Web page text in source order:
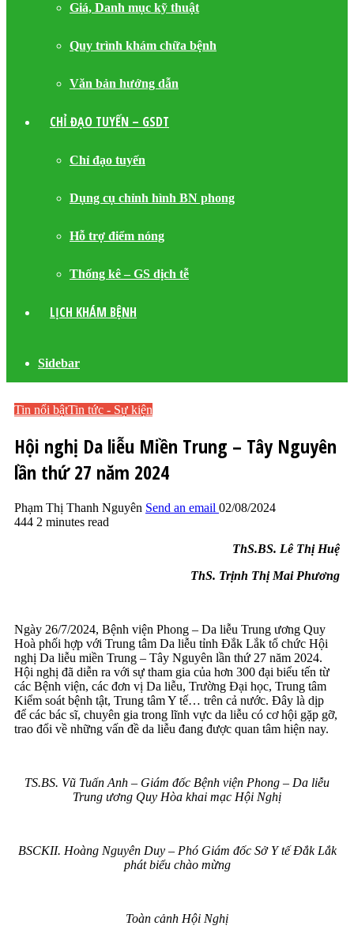
Giá, Danh mục kỹ thuật
Quy trình khám chữa bệnh
Văn bản hướng dẫn
CHỈ ĐẠO TUYẾN – GSDT
Chỉ đạo tuyến
Dụng cụ chỉnh hình BN phong
Hỗ trợ điểm nóng
Thống kê – GS dịch tễ
LỊCH KHÁM BỆNH
Sidebar
Tin nổi bậtTin tức - Sự kiện
Hội nghị Da liễu Miền Trung – Tây Nguyên
lần thứ 27 năm 2024
Phạm Thị Thanh Nguyên Send an email 02/08/2024
444 2 minutes read
ThS.BS. Lê Thị Huệ
ThS. Trịnh Thị Mai Phương
Ngày 26/7/2024, Bệnh viện Phong – Da liễu Trung ương Quy
Hoà phối hợp với Trung tâm Da liễu tỉnh Đắk Lắk tổ chức Hội
nghị Da liễu miền Trung – Tây Nguyên lần thứ 27 năm 2024.
Hội nghị đã diễn ra với sự tham gia của hơn 300 đại biểu tến từ
các Bệnh viện, các đơn vị Da liễu, Trường Đại học, Trung tâm
Kiểm soát bệnh tật, Trung tâm Y tế… trên cả nước. Đây là dịp
để các bác sĩ, chuyên gia trong lĩnh vực da liễu có cơ hội gặp gỡ,
trao đổi về những vấn đề da liễu đang được quan tâm hiện nay.
TS.BS. Vũ Tuấn Anh – Giám đốc Bệnh viện Phong – Da liễu
Trung ương Quy Hòa khai mạc Hội Nghị
BSCKII. Hoàng Nguyên Duy – Phó Giám đốc Sở Y tế Đắk Lắk
phát biểu chào mừng
Toàn cảnh Hội Nghị